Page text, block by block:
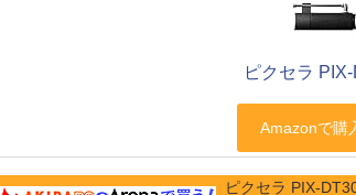
ピクセラ
ピクセラ PIX-